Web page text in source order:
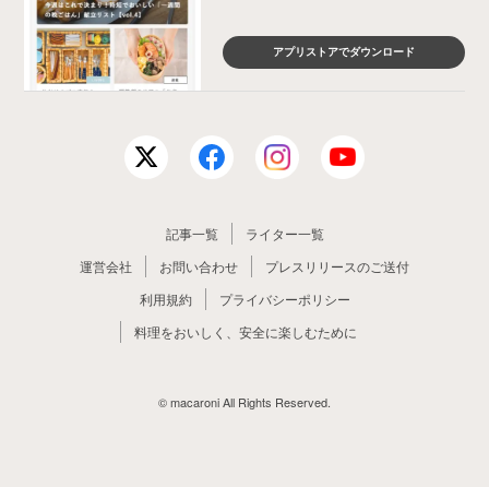
アプリストアでダウンロード
記事一覧
ライター一覧
運営会社
お問い合わせ
プレスリリースのご送付
利用規約
プライバシーポリシー
料理をおいしく、安全に楽しむために
© macaroni All Rights Reserved.